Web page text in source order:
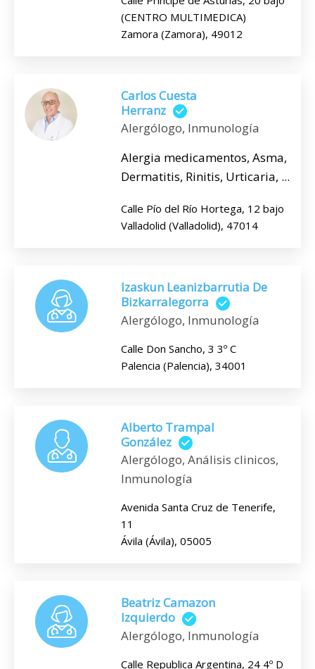
(CENTRO MULTIMEDICA)
Zamora (Zamora), 49012
Carlos Cuesta
Herranz
Alergólogo, Inmunología
Alergia medicamentos, Asma,
Dermatitis, Rinitis, Urticaria, ...
Calle Pío del Río Hortega, 12 bajo
Valladolid (Valladolid), 47014
Izaskun Leanizbarrutia De
Bizkarralegorra
Alergólogo, Inmunología
Calle Don Sancho, 3 3º C
Palencia (Palencia), 34001
Alberto Trampal
González
Alergólogo, Análisis clinicos,
Inmunología
Avenida Santa Cruz de Tenerife,
11
Ávila (Ávila), 05005
Beatriz Camazon
Izquierdo
Alergólogo, Inmunología
Calle Republica Argentina, 24 4º D